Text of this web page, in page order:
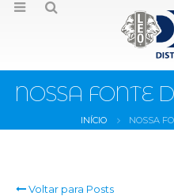
NOSSA FONTE
INÍCIO NOSSA
Voltar para Posts